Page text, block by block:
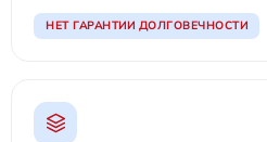
НЕТ ГАРАНТИИ ДОЛГОВЕЧНОСТИ